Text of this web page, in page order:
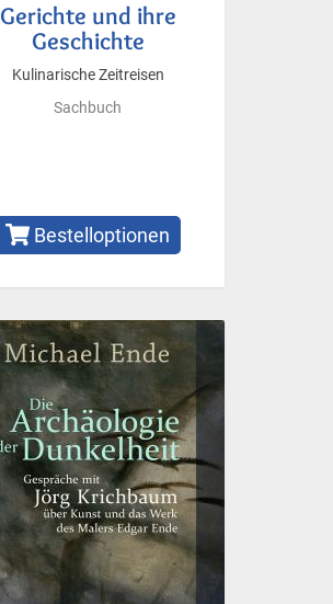
Gerichte und ihre
Geschichte
Kulinarische Zeitreisen
Sachbuch
Bestelloptionen